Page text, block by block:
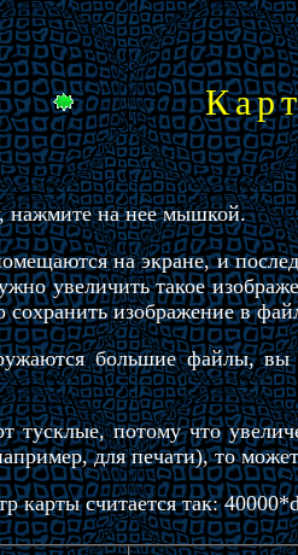
нажмите на нее мышкой.
на экране, и
увеличить такое
сохранить изображение в
большие файлы, вы
тусклые, потому что
для печати), то
карты считается так: